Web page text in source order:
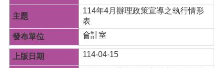
全
政
策
114年4月辦理政策宣導之執行情形
表
會計室
114-04-15